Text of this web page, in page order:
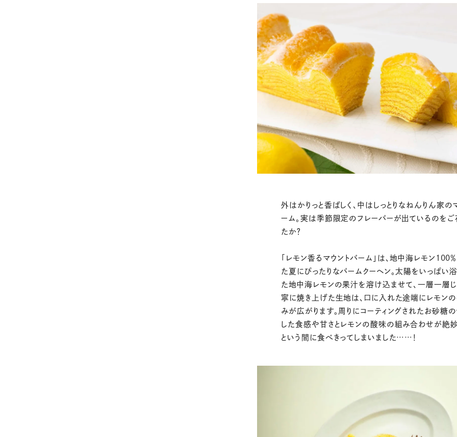
外はかりっと香ばしく、中はしっとりなねんりん家の
ーム。実は季節限定のフレーバーが出ているのをご
たか？
「レモン香るマウントバーム」は、地中海レモン100
た夏にぴったりなバームクーヘン。太陽をいっぱい
た地中海レモンの果汁を溶け込ませて、一層一層じ
寧に焼き上げた生地は、口に入れた途端にレモンの
みが広がります。周りにコーティングされたお砂糖の
した食感や甘さとレモンの酸味の組み合わせが絶妙
という間に食べきってしまいました……！